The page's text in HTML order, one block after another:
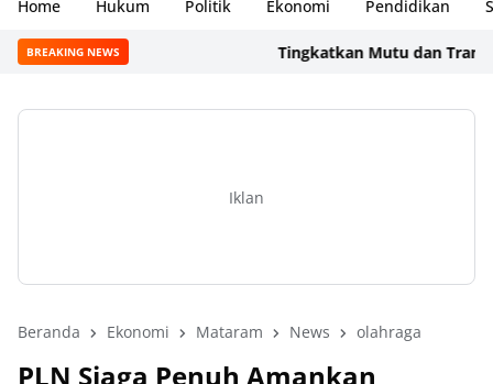
Home Hukum Politik Ekonomi Pendidikan
BREAKING NEWS Tingkatkan Mutu dan
Iklan
Beranda Ekonomi Mataram News olahraga
PLN Siaga Penuh Amankan